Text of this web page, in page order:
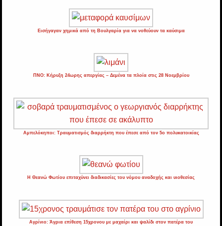
Εισήγαγαν χημικά από τη Βουλγαρία για να νοθεύουν τα καύσιμα
ΠΝΟ: Κήρυξη 24ωρης απεργίας – Δεμένα τα πλοία στις 28 Νοεμβρίου
Αμπελόκηποι: Τραυματισμός διαρρήκτη που έπεσε από τον 5ο πολυκατοικίας
Η Θεανώ Φωτίου επιταχύνει διαδικασίες του νόμου αναδοχής και υιοθεσίας
Αγρίνιο: Άγρια επίθεση 15χρονου με μαχαίρι και ψαλίδι στον πατέρα του